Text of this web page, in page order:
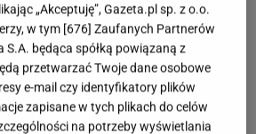
„Akceptuję”, Gazeta.pl sp. z o.o.
w tym [676] Zaufanych Partnerów
S.A. będąca spółką powiązaną z
przetwarzać Twoje dane osobowe
e-mail czy identyfikatory plików
zapisane w tych plikach do celów
na potrzeby wyświetlania